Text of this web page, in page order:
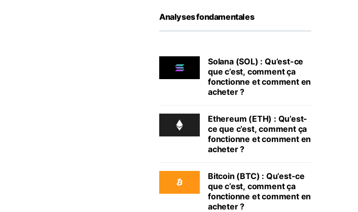
Analyses fondamentales
Solana (SOL) : Qu’est-ce
que c’est, comment ça
fonctionne et comment en
acheter ?
Ethereum (ETH) : Qu’est-
ce que c’est, comment ça
fonctionne et comment en
acheter ?
Bitcoin (BTC) : Qu’est-ce
que c’est, comment ça
fonctionne et comment en
acheter ?